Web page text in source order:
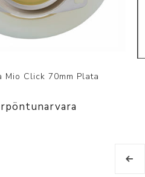
Mio Click 70mm Plata